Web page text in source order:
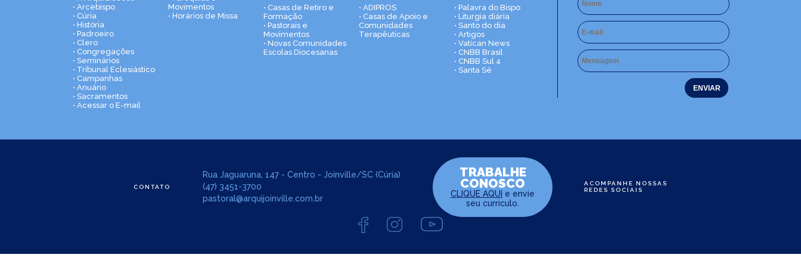
• Arcebispo
• Cúria
• História
• Padroeiro
• Clero
• Congregações
• Seminários
• Tribunal Eclesiástico
• Campanhas
• Anuário
• Sacramentos
• Acessar o E-mail
Movimentos
• Horários de Missa
• Casas de Retiro e
Formação
• Pastorais e
Movimentos
• Novas Comunidades
Escolas Diocesanas
• ADIPROS
• Casas de Apoio e
Comunidades
Terapêuticas
• Palavra do Bispo
• Liturgia diária
• Santo do dia
• Artigos
• Vatican News
• CNBB Brasil
• CNBB Sul 4
• Santa Sé
CONTATO
Rua Jaguaruna, 147 - Centro - Joinville/SC (Cúria)
(47) 3451-3700
pastoral@arquijoinville.com.br
TRABALHE
CONOSCO
CLIQUE AQUI e envie
seu curriculo.
ACOMPANHE NOSSAS
REDES SOCIAIS